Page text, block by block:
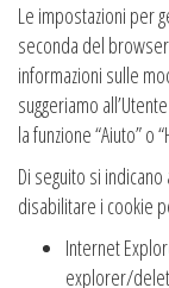
Le impostazioni per
seconda del
informazioni sulle
suggeriamo
la funzione “Aiuto”
Di seguito si
disabilitare i cookie
Internet
explorer/